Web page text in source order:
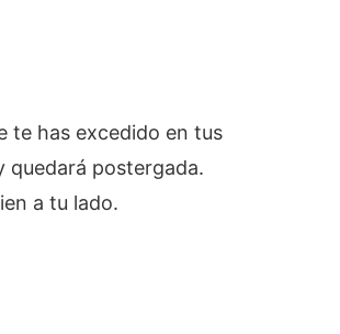
te has excedido en tus
quedará postergada.
a tu lado.